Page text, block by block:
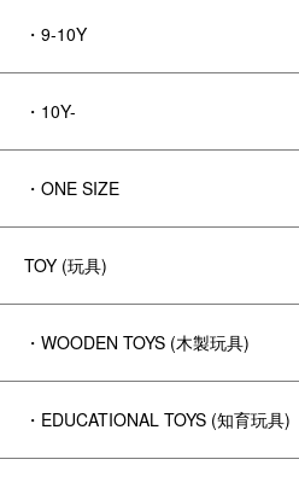
・9-10Y
・10Y-
・ONE SIZE
TOY (玩具)
・WOODEN TOYS (木製玩具)
・EDUCATIONAL TOYS (知育玩具)